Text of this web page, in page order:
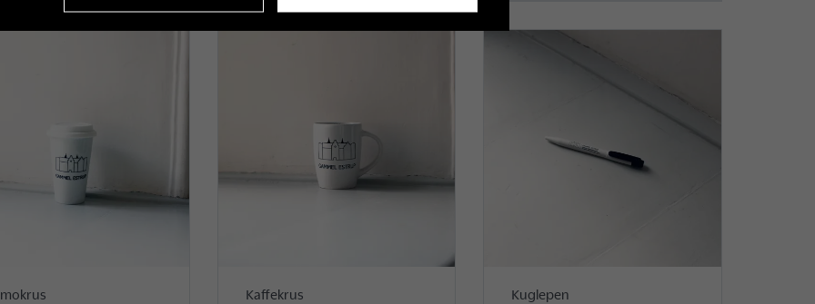
Kaffekrus Kuglepen